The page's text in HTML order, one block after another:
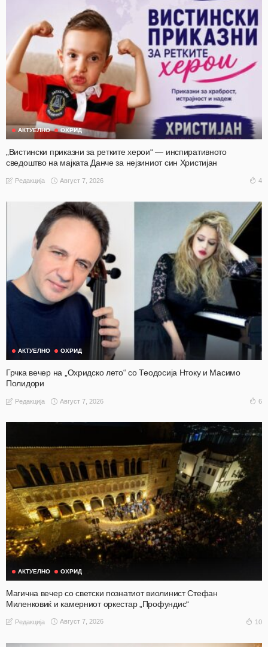
АКТУЕЛНО ОХРИД
„Вистински приказни за ретките херои“ — инспиративното
сведоштво на мајката Данче за нејзиниот син Христијан
Редакција Август 7, 2026 4
АКТУЕЛНО ОХРИД
Грчка вечер на „Охридско лето“ со Теодосија Нтоку и Масимо
Полидори
Редакција Август 7, 2026 6
АКТУЕЛНО ОХРИД
Магична вечер со светски познатиот виолинист Стефан
Миленковиќ и камерниот оркестар „Профундис“
Редакција Август 7, 2026 10